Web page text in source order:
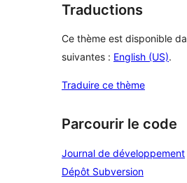
Traductions
Ce thème est disponible
suivantes : English (US).
Traduire ce thème
Parcourir le code
Journal de développement
Dépôt Subversion